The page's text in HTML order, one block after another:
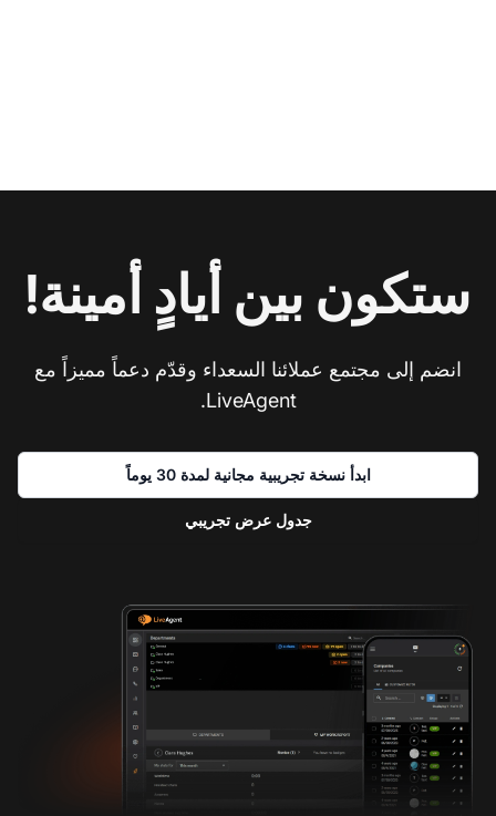
ستكون بين أيادٍ أمينة!
انضم إلى مجتمع عملائنا السعداء وقدّم دعماً مميزاً مع
LiveAgent.
ابدأ نسخة تجريبية مجانية لمدة 30 يوماً
جدول عرض تجريبي